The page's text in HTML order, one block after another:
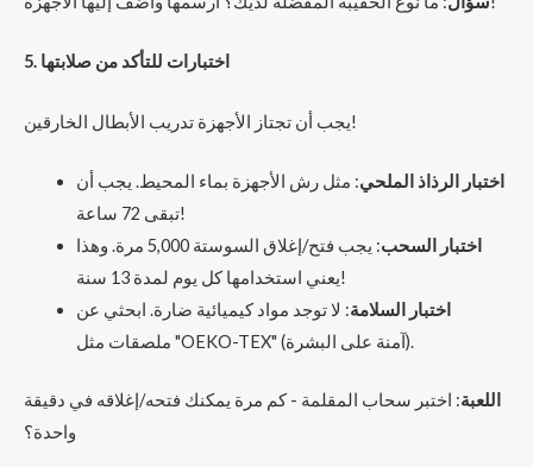
5. اختبارات للتأكد من صلابتها
يجب أن تجتاز الأجهزة تدريب الأبطال الخارقين!
اختبار الرذاذ الملحي: مثل رش الأجهزة بماء المحيط. يجب أن
تبقى 72 ساعة!
اختبار السحب
: يجب فتح/إغلاق السوستة 5,000 مرة. وهذا
يعني استخدامها كل يوم لمدة 13 سنة!
اختبار السلامة: لا توجد مواد كيميائية ضارة. ابحثي عن
ملصقات مثل "OEKO-TEX" (آمنة على البشرة).
اللعبة: اختبر سحاب المقلمة - كم مرة يمكنك فتحه/إغلاقه في دقيقة
واحدة؟